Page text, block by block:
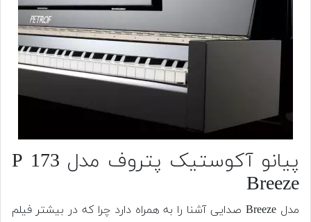
پیانو آکوستیک پتروف مدل P 173
Breeze
مدل Breeze صدایی آشنا را به همراه دارد چرا که در بیشتر فیلم